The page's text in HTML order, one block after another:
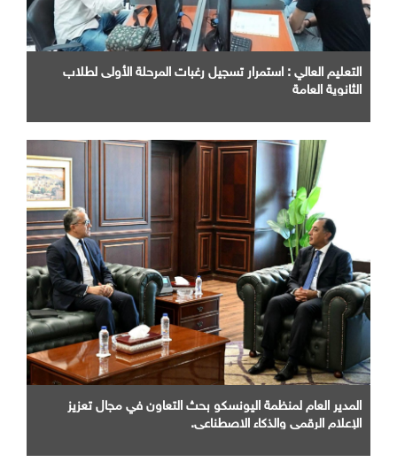
التعليم العالي : استمرار تسجيل رغبات المرحلة الأولى لطلاب
الثانوية العامة
المدير العام لمنظمة اليونسكو بحث التعاون في مجال تعزيز
الإعلام الرقمي والذكاء الاصطناعي.